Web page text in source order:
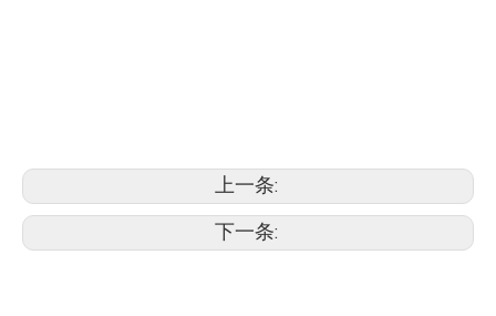
上一条:
下一条: